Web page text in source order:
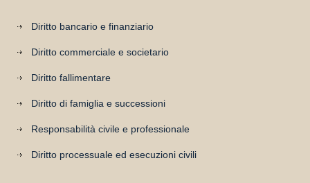
Diritto bancario e finanziario
Diritto commerciale e societario
Diritto fallimentare
Diritto di famiglia e successioni
Responsabilità civile e professionale
Diritto processuale ed esecuzioni civili